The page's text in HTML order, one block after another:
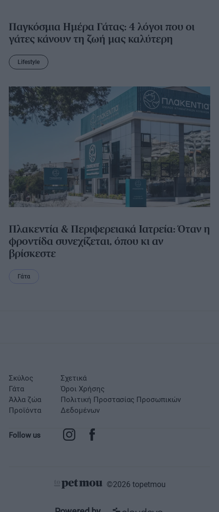
Παγκόσμια Ημέρα Γάτας: 4 λόγοι που οι
γάτες κάνουν τη ζωή μας καλύτερη
Lifestyle
Πλακεντία & Περιφερειακά Ιατρεία: Όταν η
φροντίδα συνεχίζεται, όπου κι αν
βρίσκεστε
Γάτα
Σκύλος
Γάτα
Άλλα ζώα
Προϊόντα
Σχετικά
Όροι Χρήσης
Πολιτική Προστασίας Προσωπικών
Δεδομένων
Follow us
©2026 topetmou